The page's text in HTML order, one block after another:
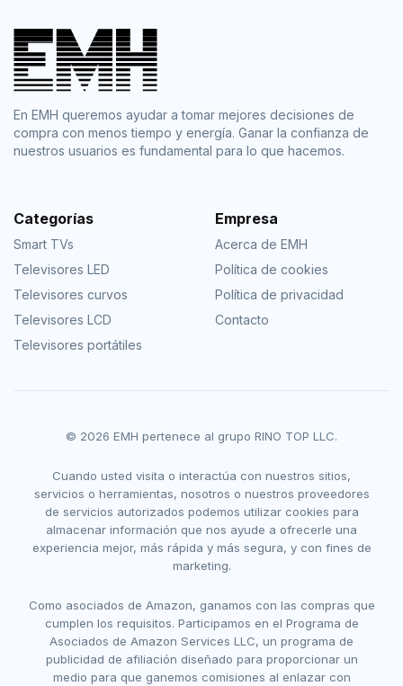
En EMH queremos ayudar a tomar mejores decisiones de
compra con menos tiempo y energía. Ganar la confianza de
nuestros usuarios es fundamental para lo que hacemos.
Categorías
Smart TVs
Televisores LED
Televisores curvos
Televisores LCD
Televisores portátiles
Empresa
Acerca de EMH
Política de cookies
Política de privacidad
Contacto
© 2026 EMH pertenece al grupo RINO TOP LLC.
Cuando usted visita o interactúa con nuestros sitios,
servicios o herramientas, nosotros o nuestros proveedores
de servicios autorizados podemos utilizar cookies para
almacenar información que nos ayude a ofrecerle una
experiencia mejor, más rápida y más segura, y con fines de
marketing.
Como asociados de Amazon, ganamos con las compras que
cumplen los requisitos. Participamos en el Programa de
Asociados de Amazon Services LLC, un programa de
publicidad de afiliación diseñado para proporcionar un
medio para que ganemos comisiones al enlazar con